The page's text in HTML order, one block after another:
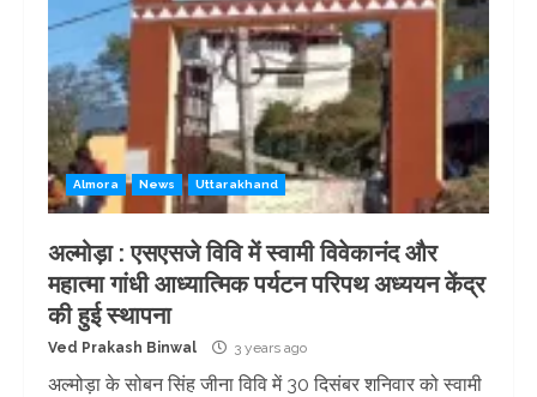
Almora News Uttarakhand
अल्मोड़ा : एसएसजे विवि में स्वामी विवेकानंद और
महात्मा गांधी आध्यात्मिक पर्यटन परिपथ अध्ययन केंद्र
की हुई स्थापना
Ved Prakash Binwal 3 years ago
अल्मोड़ा के सोबन सिंह जीना विवि में 30 दिसंबर शनिवार को स्वामी